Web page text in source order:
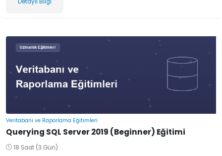
Veritabanı ve Raporlama Eğitimleri
Querying SQL Server 2019 (Beginner) Eğitimi
18 Saat (3 Gün)